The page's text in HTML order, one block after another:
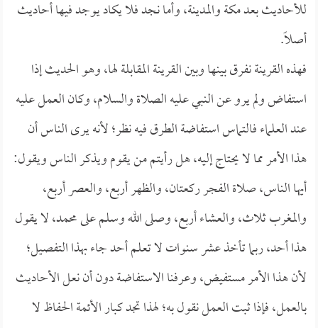
للأحاديث بعد مكة والمدينة، وأما نجد فلا يكاد يوجد فيها أحاديث
أصلاً.
فهذه القرينة نفرق بينها وبين القرينة المقابلة لها، وهو الحديث إذا
استفاض ولم يرو عن النبي عليه الصلاة والسلام، وكان العمل عليه
عند العلماء فالتماس استفاضة الطرق فيه نظر؛ لأنه يرى الناس أن
هذا الأمر مما لا يحتاج إليه، هل رأيتم من يقوم ويذكر الناس ويقول:
أيها الناس، صلاة الفجر ركعتان، والظهر أربع، والعصر أربع،
والمغرب ثلاث، والعشاء أربع، وصلى الله وسلم على محمد، لا يقول
هذا أحد، ربما تأخذ عشر سنوات لا تعلم أحد جاء بهذا التفصيل؛
لأن هذا الأمر مستفيض، وعرفنا الاستفاضة دون أن نعل الأحاديث
بالعمل، فإذا ثبت العمل نقول به؛ لهذا تجد كبار الأئمة الحفاظ لا